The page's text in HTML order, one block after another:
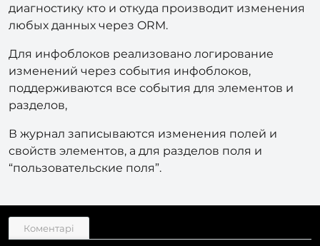
диагностику кто и откуда производит изменения
любых данных через ORM.
Для инфоблоков реализовано логирование
изменений через события инфоблоков,
поддерживаются все события для элементов и
разделов,
В журнал записываются изменения полей и
свойств элементов, а для разделов поля и
“пользовательские поля”.
Коментарі